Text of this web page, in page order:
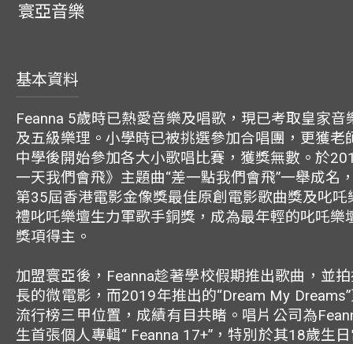
寰亞音樂
基本資料
Feanna 5歲時已熱愛音樂及唱歌，現已考取皇家音
及五級樂理。小學時已被挑選參加合唱團，更獲老
中學後開始參加各大小歌唱比賽，獲獎無數。於
一天我們會飛》主題曲“差一點我們會飛”一舉成名
第35屆香港電影金像獎最佳原創電影歌曲獎及叱吒
禮叱吒樂壇生力軍歌手銅獎，成為最年輕的叱吒樂
獎項得主。
加盟寰亞後，Feanna趁著學校假期推出歌曲，並
長的微電影，而2019年推出的“Dream My
流行榜三甲位置，成績有目共睹。唱片公司為
生首張個人專輯“ Feanna 17+”，特別於其18歲生